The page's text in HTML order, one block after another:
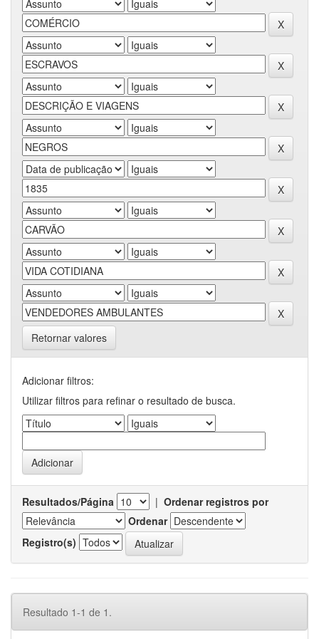
Retornar valores
Adicionar filtros:
Utilizar filtros para refinar o resultado de busca.
Resultados/Página | Ordenar registros por
Ordenar
Registro(s)
Resultado 1-1 de 1.